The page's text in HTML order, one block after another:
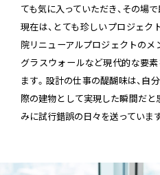
ても気に入っていただき、その場
現在は、とても珍しいプロジェク
院リニューアルプロジェクトのメ
グラスウォールなど現代的な要
ます。設計の仕事の醍醐味は、自
際の建物として実現した瞬間だと
みに試行錯誤の日々を送っています